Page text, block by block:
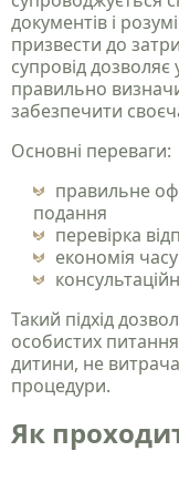
документів і
призвести до
супровід
правильно
забезпечити
Основні переваги:
правильне
подання
перевірка
економія
Такий підхід
особистих
дитини, не
процедури.
Як